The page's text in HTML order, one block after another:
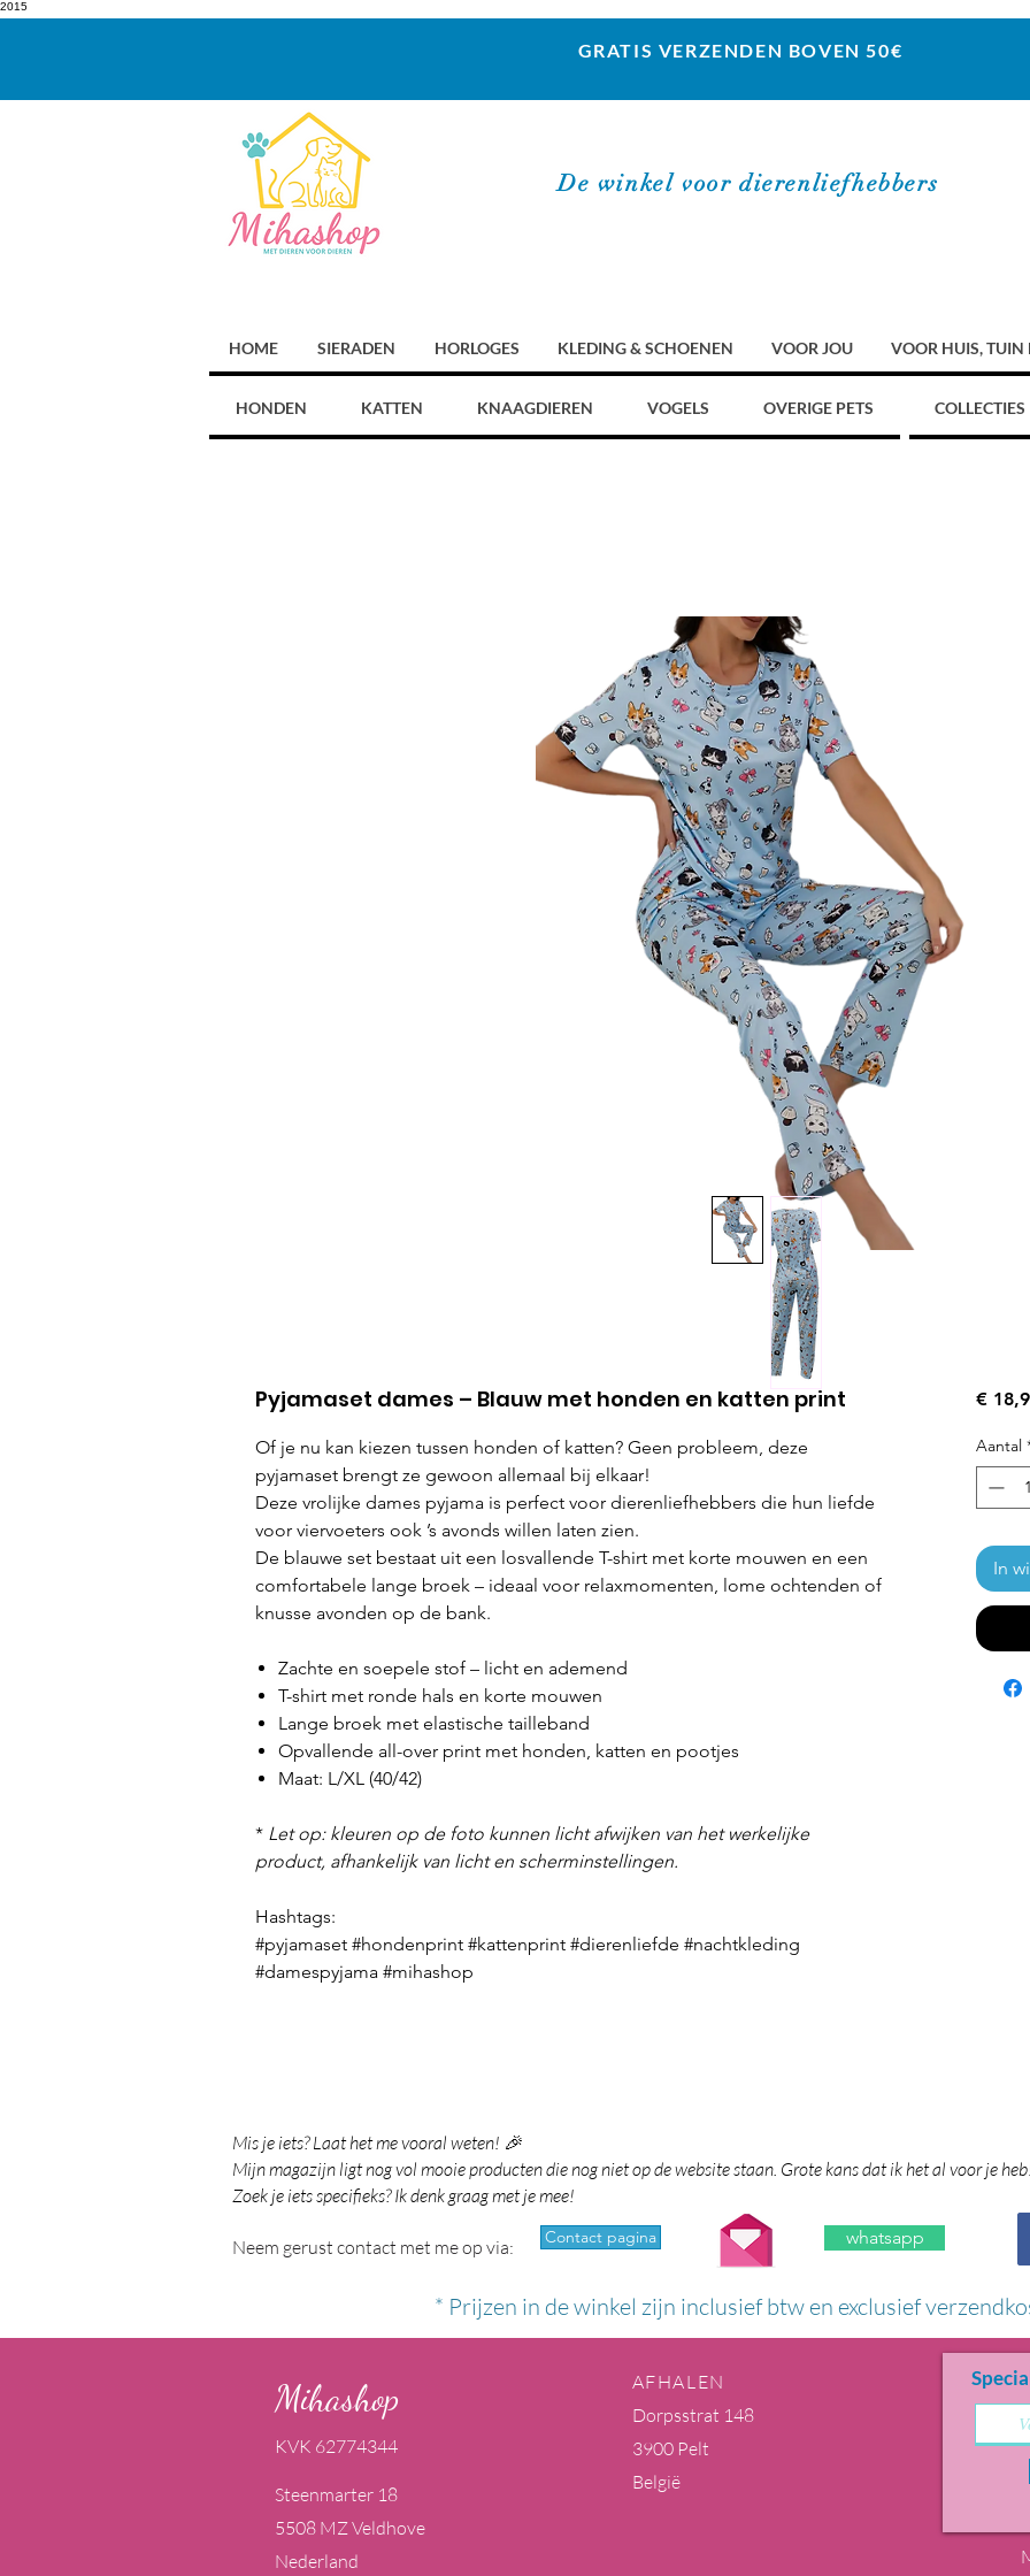
2015
GRATIS VERZENDEN BOVEN 50€
De winkel voor dierenliefhebbers
HOME SIERADEN HORLOGES KLEDING & SCHOENEN VOOR JOU VOOR HUIS, TUIN
HONDEN KATTEN KNAAGDIEREN VOGELS OVERIGE PETS COLLECTIES
Pyjamaset dames – Blauw met honden en katten print
Of je nu kan kiezen tussen honden of katten? Geen probleem, deze
pyjamaset brengt ze gewoon allemaal bij elkaar!
Deze vrolijke dames pyjama is perfect voor dierenliefhebbers die hun liefde
voor viervoeters ook ’s avonds willen laten zien.
De blauwe set bestaat uit een losvallende T-shirt met korte mouwen en een
comfortabele lange broek – ideaal voor relaxmomenten, lome ochtenden of
knusse avonden op de bank.
Zachte en soepele stof – licht en ademend
T-shirt met ronde hals en korte mouwen
Lange broek met elastische tailleband
Opvallende all-over print met honden, katten en pootjes
Maat: L/XL (40/42)
* Let op: kleuren op de foto kunnen licht afwijken van het werkelijke
product, afhankelijk van licht en scherminstellingen.
Hashtags:
#pyjamaset #hondenprint #kattenprint #dierenliefde #nachtkleding
#damespyjama #mihashop
€
Aantal
In
Mis je iets? Laat het me vooral weten! 🎉
Mijn magazijn ligt nog vol mooie producten die nog niet op de website staan. Grote kans dat ik het al voor je
Zoek je iets specifieks? Ik denk graag met je mee!
Neem gerust contact met me op via: Contact pagina whatsapp
* Prijzen in de winkel zijn inclusief btw en exclusief
Mihashop
KVK 62774344
Steenmarter 18
5508 MZ Veldhove
Nederland
AFHALEN
Dorpsstrat 148
3900 Pelt
België